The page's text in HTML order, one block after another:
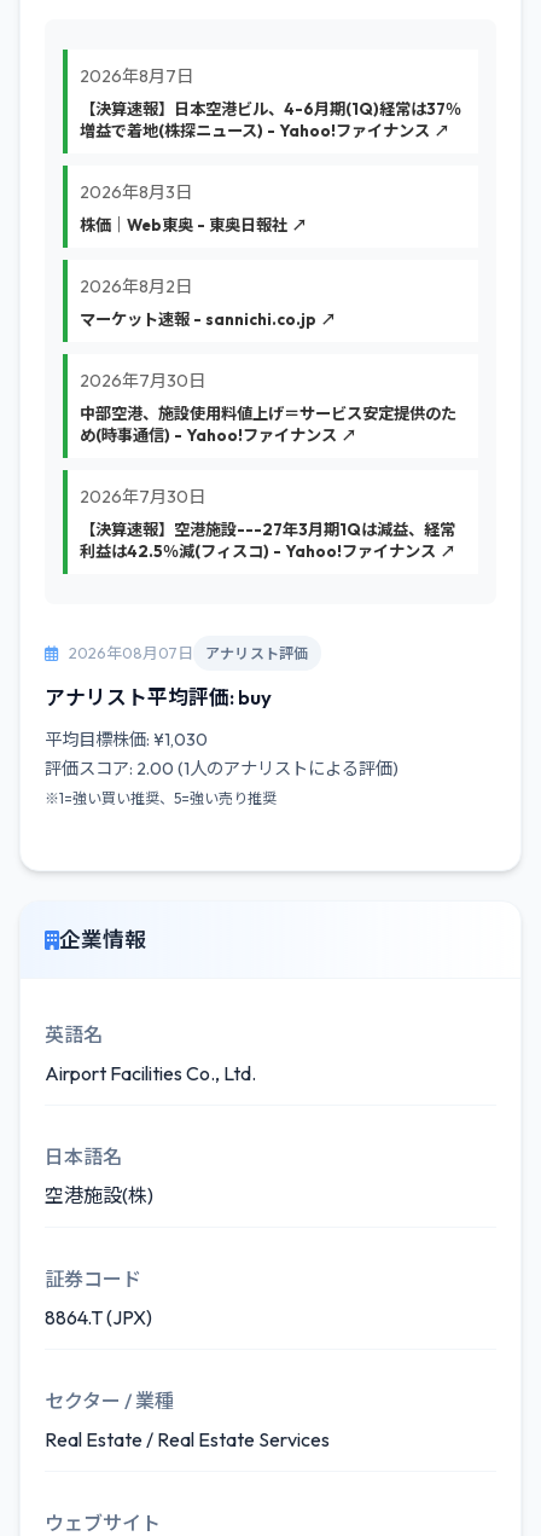
2026年8月7日
【決算速報】日本空港ビル、4-6月期(1Q)経常は37％
増益で着地(株探ニュース) - Yahoo!ファイナンス ↗
2026年8月3日
株価｜Web東奥 - 東奥日報社 ↗
2026年8月2日
マーケット速報 - sannichi.co.jp ↗
2026年7月30日
中部空港、施設使用料値上げ＝サービス安定提供のた
め(時事通信) - Yahoo!ファイナンス ↗
2026年7月30日
【決算速報】空港施設---27年3月期1Qは減益、経常
利益は42.5％減(フィスコ) - Yahoo!ファイナンス ↗
2026年08月07日 アナリスト評価
アナリスト平均評価: buy
平均目標株価: ¥1,030
評価スコア: 2.00 (1人のアナリストによる評価)
※1=強い買い推奨、5=強い売り推奨
企業情報
英語名
Airport Facilities Co., Ltd.
日本語名
空港施設(株)
証券コード
8864.T (JPX)
セクター / 業種
Real Estate / Real Estate Services
ウェブサイト